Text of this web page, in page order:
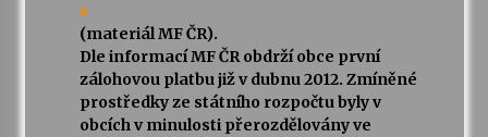
s
(materiál MF ČR).
Dle informací MF ČR obdrží obce první
zálohovou platbu již v dubnu 2012. Zmíněné
prostředky ze státního rozpočtu byly v
obcích v minulosti přerozdělovány ve